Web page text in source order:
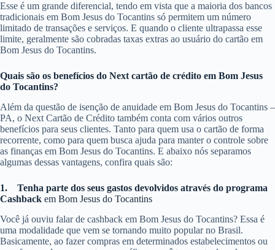
Esse é um grande diferencial, tendo em vista que a maioria dos bancos
tradicionais em Bom Jesus do Tocantins só permitem um número
limitado de transações e serviços. E quando o cliente ultrapassa esse
limite, geralmente são cobradas taxas extras ao usuário do cartão em
Bom Jesus do Tocantins.
Quais são os benefícios do Next cartão de crédito em Bom Jesus
do Tocantins?
Além da questão de isenção de anuidade em Bom Jesus do Tocantins –
PA, o Next Cartão de Crédito também conta com vários outros
benefícios para seus clientes. Tanto para quem usa o cartão de forma
recorrente, como para quem busca ajuda para manter o controle sobre
as finanças em Bom Jesus do Tocantins. E abaixo nós separamos
algumas dessas vantagens, confira quais são:
1.
Tenha parte dos seus gastos devolvidos através do programa
Cashback em Bom Jesus do Tocantins
Você já ouviu falar de cashback em Bom Jesus do Tocantins? Essa é
uma modalidade que vem se tornando muito popular no Brasil.
Basicamente, ao fazer compras em determinados estabelecimentos ou